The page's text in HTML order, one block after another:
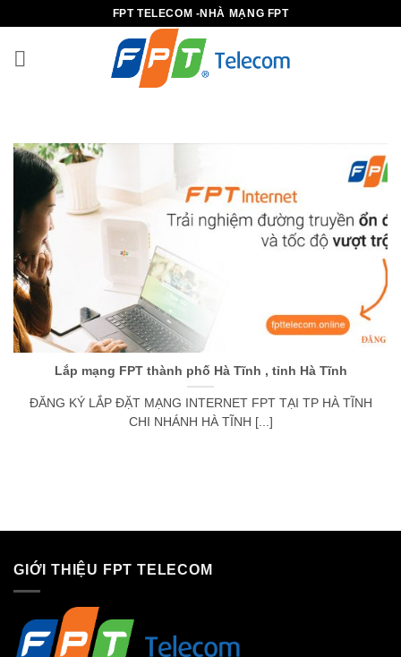
nội
FPT TELECOM -NHÀ MẠNG FPT
Lắp mạng FPT thành phố Hà Tĩnh , tỉnh Hà Tĩnh
ĐĂNG KÝ LẮP ĐẶT MẠNG INTERNET FPT TẠI TP HÀ TĨNH
CHI NHÁNH HÀ TĨNH [...]
GIỚI THIỆU FPT TELECOM